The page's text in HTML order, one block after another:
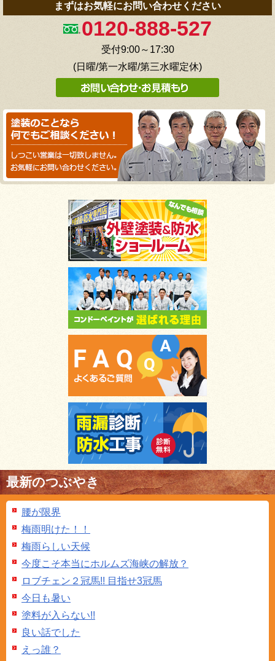
まずはお気軽にお問い合わせください
0120-888-527
受付9:00～17:30
(日曜/第一水曜/第三水曜定休)
最新のつぶやき
腰が限界
梅雨明けた！！
梅雨らしい天候
今度こそ本当にホルムズ海峡の解放？
ロブチェン２冠馬!! 目指せ3冠馬
今日も暑い
塗料が入らない!!
良い話でした
えっ誰？